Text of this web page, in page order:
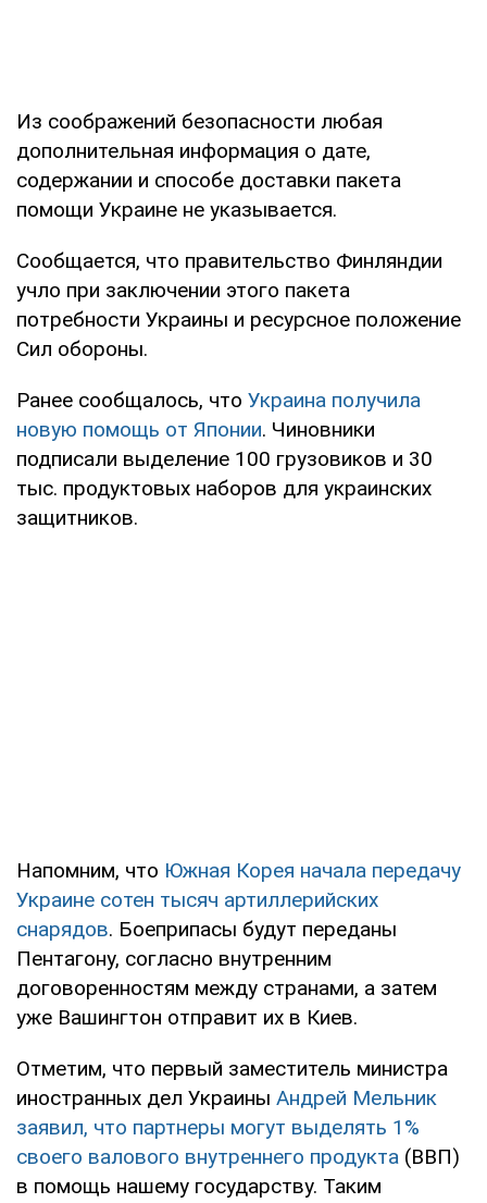
Из соображений безопасности любая
дополнительная информация о дате,
содержании и способе доставки пакета
помощи Украине не указывается.
Сообщается, что правительство Финляндии
учло при заключении этого пакета
потребности Украины и ресурсное положение
Сил обороны.
Ранее сообщалось, что Украина получила
новую помощь от Японии. Чиновники
подписали выделение 100 грузовиков и 30
тыс. продуктовых наборов для украинских
защитников.
Напомним, что Южная Корея начала передачу
Украине сотен тысяч артиллерийских
снарядов. Боеприпасы будут переданы
Пентагону, согласно внутренним
договоренностям между странами, а затем
уже Вашингтон отправит их в Киев.
Отметим, что первый заместитель министра
иностранных дел Украины Андрей Мельник
заявил, что партнеры могут выделять 1%
своего валового внутреннего продукта (ВВП)
в помощь нашему государству. Таким